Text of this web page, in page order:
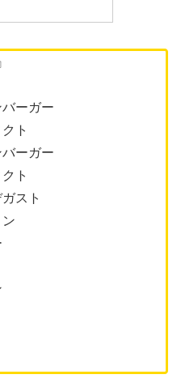
ーガー
ト
ーガー
ト
スト